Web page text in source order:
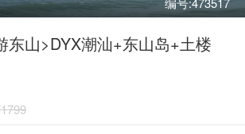
东山>DYX潮汕+东山岛+土楼